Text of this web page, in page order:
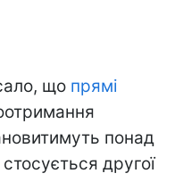
що прямі
понад
другої